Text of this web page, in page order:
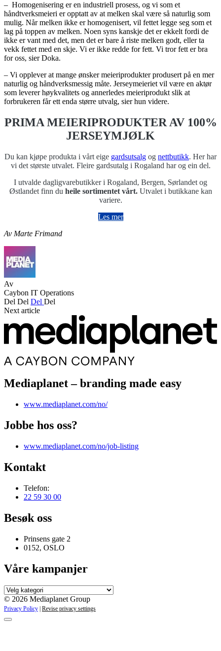
– Homogenisering er en industriell prosess, og vi som et
håndtverksmeieri er opptatt av at melken skal være så naturlig som
mulig. Når melken ikke er homogenisert, vil fettet legge seg som et
lag på toppen av melken. Noen syns kanskje det er ekkelt fordi de
ikke er vant med det, men det er bare å riste melken godt, eller ta
vekk fettet med en skje. Vi er ikke redde for fett. Vi tror fett er bra
for oss, sier Doka.
– Vi opplever at mange ønsker meieriprodukter produsert på en mer
naturlig og håndverksmessig måte. Jerseymeieriet vil være en aktør
som leverer høykvalitets og annerledes meieriprodukt slik at
forbrukeren får ett enda større utvalg, sier hun videre.
PRIMA MEIERIPRODUKTER AV 100%
JERSEYMJØLK
Du kan kjøpe produkta i vårt eige gardsutsalg og nettbutikk. Her har
vi det største utvalet. Fleire gardsutalg i Rogaland har og ein del.
I utvalde dagligvarebutikker i Rogaland, Bergen, Sørlandet og
Østlandet finn du heile sortimentet vårt. Utvalet i butikkane kan
variere.
Les mer
Av Marte Frimand
Av
Caybon IT Operations
Del Del Del Del
Next article
Mediaplanet – branding made easy
www.mediaplanet.com/no/
Jobbe hos oss?
www.mediaplanet.com/no/job-listing
Kontakt
Telefon:
22 59 30 00
Besøk oss
Prinsens gate 2
0152, OSLO
Våre kampanjer
Våre
kampanjer
© 2026 Mediaplanet Group
Privacy Policy | Revise privacy settings